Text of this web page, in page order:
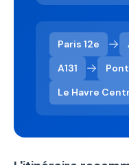
Paris 12e →
A131 →
Le Havre